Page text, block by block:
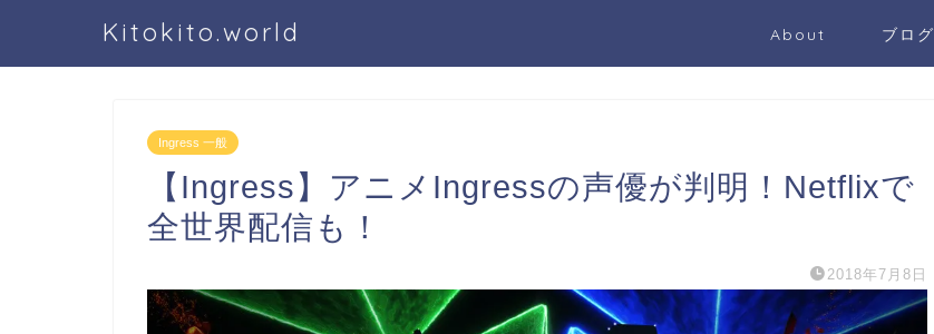
Kitokito.world About ブログ
Ingress 一般
【Ingress】アニメIngressの声優が判明！Netflixで
全世界配信も！
2018年7月8日